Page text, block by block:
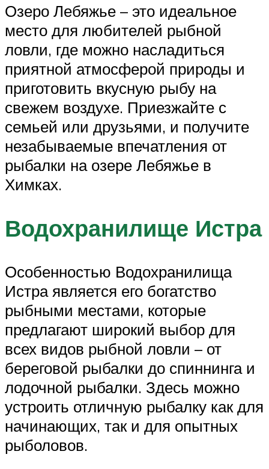
Озеро Лебяжье – это идеальное
место для любителей рыбной
ловли, где можно насладиться
приятной атмосферой природы и
приготовить вкусную рыбу на
свежем воздухе. Приезжайте с
семьей или друзьями, и получите
незабываемые впечатления от
рыбалки на озере Лебяжье в
Химках.
Водохранилище Истра
Особенностью Водохранилища
Истра является его богатство
рыбными местами, которые
предлагают широкий выбор для
всех видов рыбной ловли – от
береговой рыбалки до спиннинга и
лодочной рыбалки. Здесь можно
устроить отличную рыбалку как для
начинающих, так и для опытных
рыболовов.